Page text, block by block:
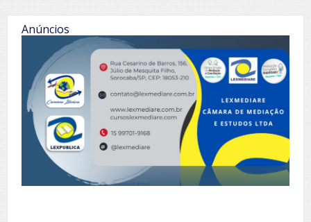
Anúncios